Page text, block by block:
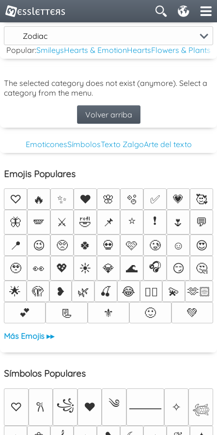
Zodiac
Popular:SmileysHearts & EmotionHeartsFlowers & Plants
The selected category does not exist (anymore). Select a
category from the menu.
Volver arriba
EmoticonesSímbolosTexto ZalgoArte del texto
Emojis Populares
♡ 🔥 ✨ ❤️ 🌸 🫧 ✅ 💗
🥰
🦋
🪽 ⚔️ 🤣 📌 ⭐ ❗ 🌷
💬
📍
😉 🥺 🍀 💀 🩷 🥲 ☺️
😍
🥹
👀 💖 ☀️ 💎 🌊 🎧 😏
🤔
🌟
🫣 ❥ 🌿 🍒 😂 ❤️‍🔥 💫
🫶🏻
💕
📃 ⚜️ 🙂 💚
Más Emojis ▸▸
Símbolos Populares
♡ 𐙚 ꧁ ♥ ༄ ⸻ ✧
𓆉